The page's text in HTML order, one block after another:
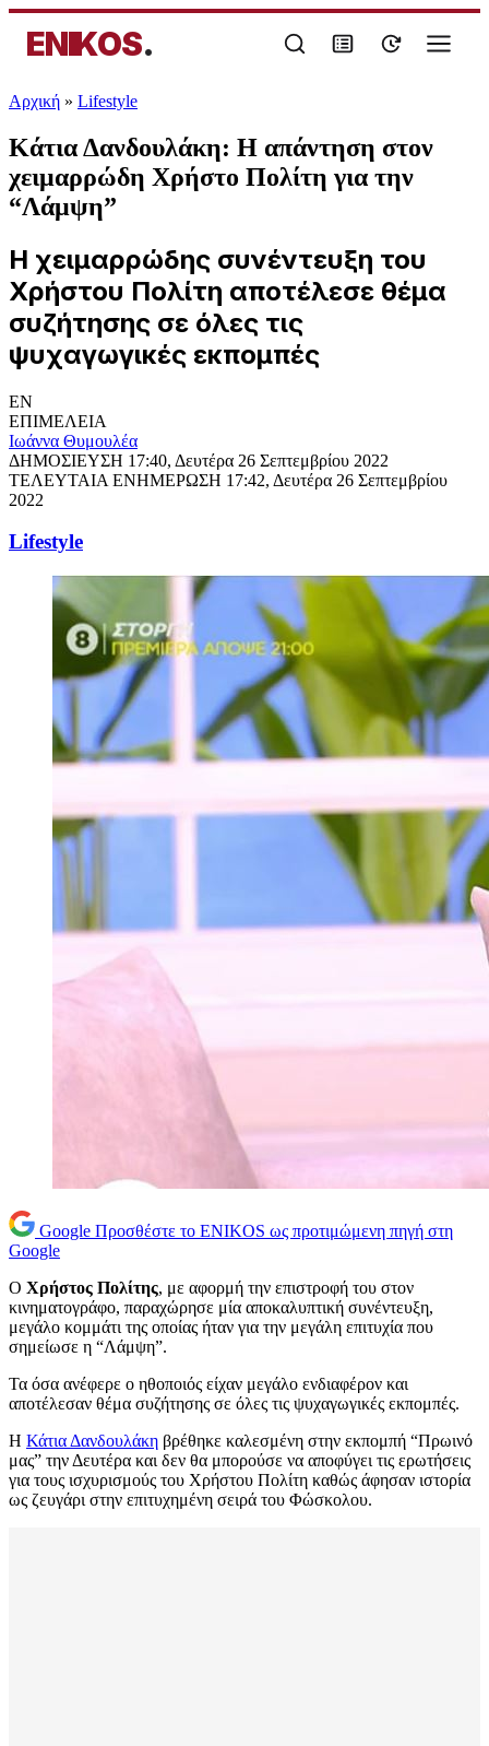
ENIKOS.
Αρχική » Lifestyle
Κάτια Δανδουλάκη: Η απάντηση στον
χειμαρρώδη Χρήστο Πολίτη για την
“Λάμψη”
Η χειμαρρώδης συνέντευξη του
Χρήστου Πολίτη αποτέλεσε θέμα
συζήτησης σε όλες τις
ψυχαγωγικές εκπομπές
EN
ΕΠΙΜΕΛΕΙΑ
Ιωάννα Θυμουλέα
ΔΗΜΟΣΙΕΥΣΗ 17:40, Δευτέρα 26 Σεπτεμβρίου 2022
ΤΕΛΕΥΤΑΙΑ ΕΝΗΜΕΡΩΣΗ 17:42, Δευτέρα 26 Σεπτεμβρίου
2022
Lifestyle
Google Προσθέστε το ENIKOS ως προτιμώμενη πηγή στη
Google
Ο Χρήστος Πολίτης, με αφορμή την επιστροφή του στον
κινηματογράφο, παραχώρησε μία αποκαλυπτική συνέντευξη,
μεγάλο κομμάτι της οποίας ήταν για την μεγάλη επιτυχία που
σημείωσε η “Λάμψη”.
Τα όσα ανέφερε ο ηθοποιός είχαν μεγάλο ενδιαφέρον και
αποτέλεσαν θέμα συζήτησης σε όλες τις ψυχαγωγικές εκπομπές.
Η Κάτια Δανδουλάκη βρέθηκε καλεσμένη στην εκπομπή “Πρωινό
μας” την Δευτέρα και δεν θα μπορούσε να αποφύγει τις ερωτήσεις
για τους ισχυρισμούς του Χρήστου Πολίτη καθώς άφησαν ιστορία
ως ζευγάρι στην επιτυχημένη σειρά του Φώσκολου.